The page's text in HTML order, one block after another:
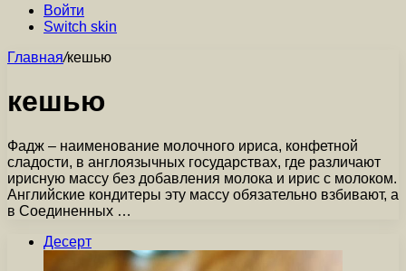
Войти
Switch skin
Главная/кешью
кешью
Фадж – наименование молочного ириса, конфетной
сладости, в англоязычных государствах, где различают
ирисную массу без добавления молока и ирис с молоком.
Английские кондитеры эту массу обязательно взбивают, а
в Соединенных …
Десерт